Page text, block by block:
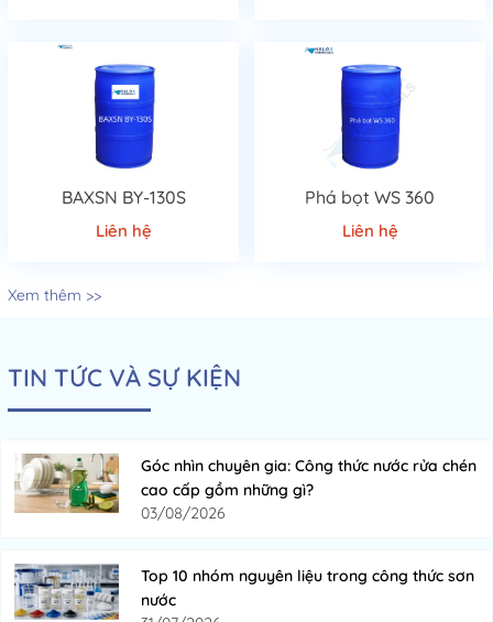
BAXSN BY-130S
Liên hệ
Phá bọt WS 360
Liên hệ
Xem thêm >>
TIN TỨC VÀ SỰ KIỆN
Góc nhìn chuyên gia: Công thức nước rửa chén
cao cấp gồm những gì?
03/08/2026
Top 10 nhóm nguyên liệu trong công thức sơn
nước